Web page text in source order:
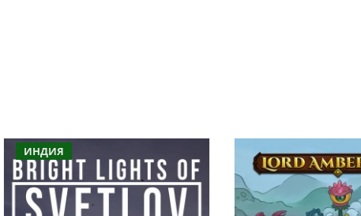
ИНДИЯ